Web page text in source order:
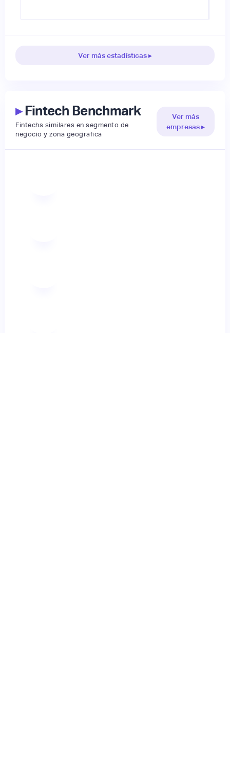
Ver más estadísticas ▸
▸Fintech Benchmark
Fintechs similares en segmento de
negocio y zona geográfica
Ver más
empresas ▸